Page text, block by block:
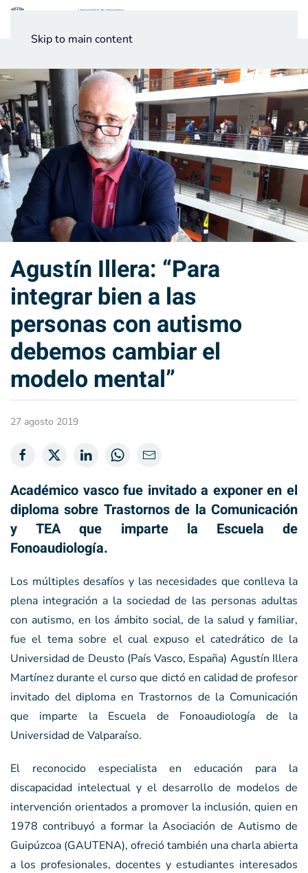
Skip to main content
Agustín Illera: “Para
integrar bien a las
personas con autismo
debemos cambiar el
modelo mental”
27 agosto 2019
Académico vasco fue invitado a exponer en el
diploma sobre Trastornos de la Comunicación
y TEA que imparte la Escuela de
Fonoaudiología.
Los múltiples desafíos y las necesidades que conlleva la
plena integración a la sociedad de las personas adultas
con autismo, en los ámbito social, de la salud y familiar,
fue el tema sobre el cual expuso el catedrático de la
Universidad de Deusto (País Vasco, España) Agustín Illera
Martínez durante el curso que dictó en calidad de profesor
invitado del diploma en Trastornos de la Comunicación
que imparte la Escuela de Fonoaudiología de la
Universidad de Valparaíso.
El reconocido especialista en educación para la
discapacidad intelectual y el desarrollo de modelos de
intervención orientados a promover la inclusión, quien en
1978 contribuyó a formar la Asociación de Autismo de
Guipúzcoa (GAUTENA), ofreció también una charla abierta
a los profesionales, docentes y estudiantes interesados